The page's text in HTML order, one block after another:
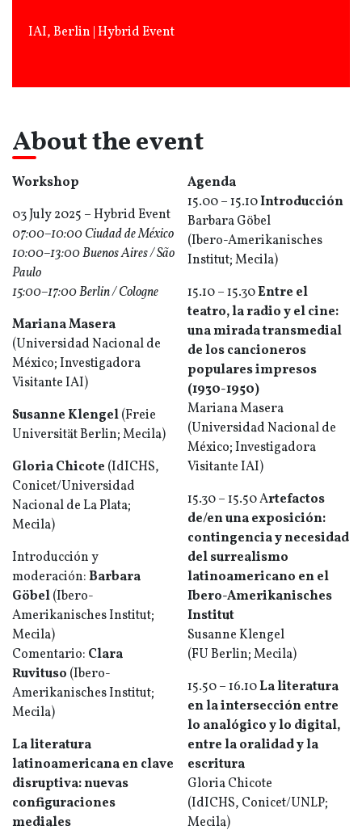
IAI, Berlin | Hybrid Event
About the event
Workshop
03 July 2025 – Hybrid Event
07:00–10:00 Ciudad de México
10:00–13:00 Buenos Aires / São
Paulo
15:00–17:00 Berlin / Cologne
Mariana Masera
(Universidad Nacional de
México; Investigadora
Visitante IAI)
Susanne Klengel(Freie
Universität Berlin; Mecila)
Gloria Chicote (IdICHS,
Conicet/Universidad
Nacional de La Plata;
Mecila)
Introducción y
moderación:Barbara
Göbel(Ibero-
Amerikanisches Institut;
Mecila)
Comentario: Clara
Ruvituso (Ibero-
Amerikanisches Institut;
Mecila)
La literatura
latinoamericana en clave
disruptiva: nuevas
configuraciones
mediales
Agenda
15.00 – 15.10Introducción
Barbara Göbel
(Ibero-Amerikanisches
Institut; Mecila)
15.10 – 15.30Entre el
teatro, la radio y el cine:
una mirada transmedial
de los cancioneros
populares impresos
(1930-1950)
Mariana Masera
(Universidad Nacional de
México; Investigadora
Visitante IAI)
15.30 – 15.50 Artefactos
de/en una exposición:
contingencia y necesidad
del surrealismo
latinoamericano en el
Ibero-Amerikanisches
Institut
Susanne Klengel
(FU Berlin; Mecila)
15.50 – 16.10La literatura
en la intersección entre
lo analógico y lo digital,
entre la oralidad y la
escritura
Gloria Chicote
(IdICHS, Conicet/UNLP;
Mecila)